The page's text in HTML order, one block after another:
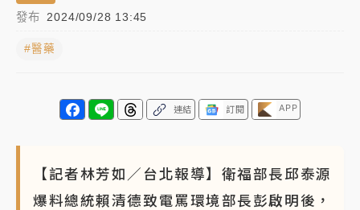
故宮《龍藏經》特展第2檔！今線上預約開賣一度塞車
周六起展出延長至晚上7時
台東農業處長涉圖利渡假村！東檢抗告成功 今重開羈
父親節泡湯了！中颱白海豚雨彈轟3天 「紅到發紫」降
雨熱區曝
發布 2024/09/28 13:45
#醫藥
連結 訂閱 APP
【記者林芳如／台北報導】衛福部長邱泰源
爆料總統賴清德致電罵環境部長彭啟明後，